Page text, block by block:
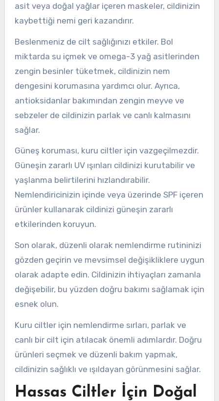
asit veya doğal yağlar içeren maskeler, cildinizin
kaybettiği nemi geri kazandırır.
Beslenmeniz de cilt sağlığınızı etkiler. Bol
miktarda su içmek ve omega-3 yağ asitlerinden
zengin besinler tüketmek, cildinizin nem
dengesini korumasına yardımcı olur. Ayrıca,
antioksidanlar bakımından zengin meyve ve
sebzeler de cildinizin parlak ve canlı kalmasını
sağlar.
Güneş koruması, kuru ciltler için vazgeçilmezdir.
Güneşin zararlı UV ışınları cildinizi kurutabilir ve
yaşlanma belirtilerini hızlandırabilir.
Nemlendiricinizin içinde veya üzerinde SPF içeren
ürünler kullanarak cildinizi güneşin zararlı
etkilerinden koruyun.
Son olarak, düzenli olarak nemlendirme rutininizi
gözden geçirin ve mevsimsel değişikliklere uygun
olarak adapte edin. Cildinizin ihtiyaçları zamanla
değişebilir, bu yüzden doğru bakımı sağlamak için
esnek olun.
Kuru ciltler için nemlendirme sırları, parlak ve
canlı bir cilt için atılacak önemli adımlardır. Doğru
ürünleri seçmek ve düzenli bakım yapmak,
cildinizin sağlıklı ve ışıldayan görünmesini sağlar.
Hassas Ciltler İçin Doğal